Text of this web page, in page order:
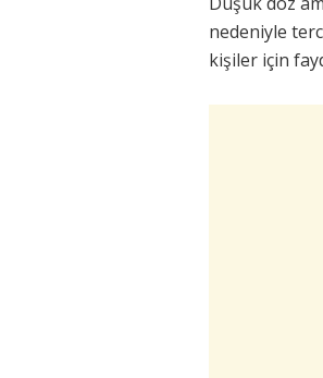
nedeniyle
kişiler için